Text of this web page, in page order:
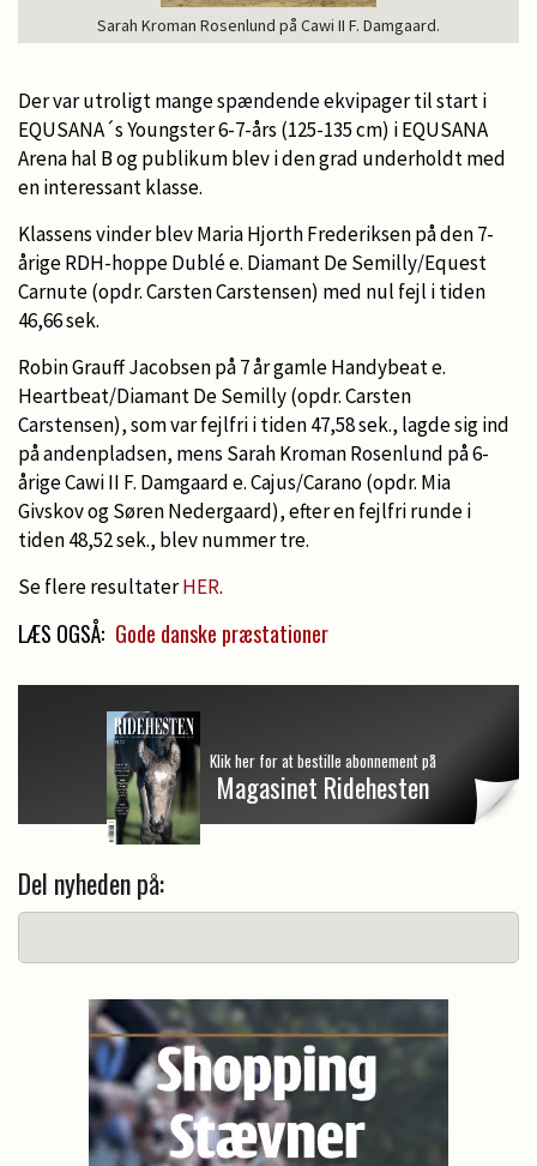
Sarah Kroman Rosenlund på Cawi II F. Damgaard.
Der var utroligt mange spændende ekvipager til start i
EQUSANA´s Youngster 6-7-års (125-135 cm) i EQUSANA
Arena hal B og publikum blev i den grad underholdt med
en interessant klasse.
Klassens vinder blev Maria Hjorth Frederiksen på den 7-
årige RDH-hoppe Dublé e. Diamant De Semilly/Equest
Carnute (opdr. Carsten Carstensen) med nul fejl i tiden
46,66 sek.
Robin Grauff Jacobsen på 7 år gamle Handybeat e.
Heartbeat/Diamant De Semilly (opdr. Carsten
Carstensen), som var fejlfri i tiden 47,58 sek., lagde sig ind
på andenpladsen, mens Sarah Kroman Rosenlund på 6-
årige Cawi II F. Damgaard e. Cajus/Carano (opdr. Mia
Givskov og Søren Nedergaard), efter en fejlfri runde i
tiden 48,52 sek., blev nummer tre.
Se flere resultaterHER.
LÆS OGSÅ: Gode danske præstationer
Klik her for at bestille abonnement på
Magasinet Ridehesten
Del nyheden på: